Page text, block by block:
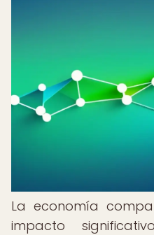
La economía
impacto